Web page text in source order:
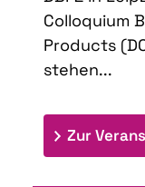
Colloquium
Products
stehen...
Zur